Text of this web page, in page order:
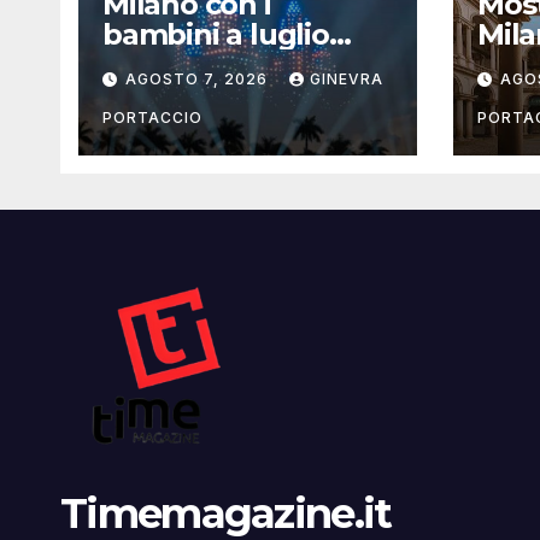
bambini a luglio
2026: eventi, cinema
e attività per
famiglie
AGOSTO 7, 2026 GINEVRA
PORTACCIO
la
Timemagazine.it